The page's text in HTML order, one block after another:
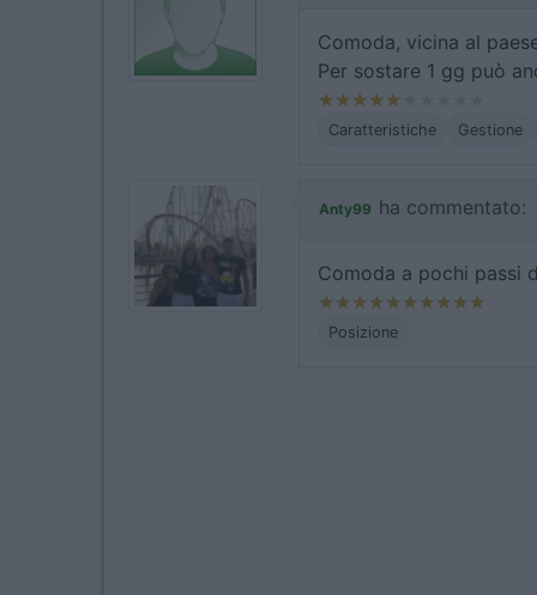
Comoda, vicina al
Per sostare 1 gg può
Caratteristiche Gestione
Anty99 ha commentato:
Comoda a pochi passi
Posizione